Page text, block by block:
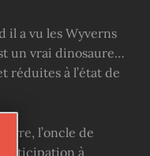
il a vu les Wyverns
un vrai dinosaure…
réduites à l’état de
l’oncle de
à